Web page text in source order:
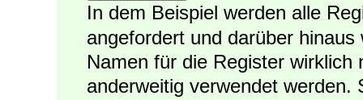
In dem Beispiel werden alle
angefordert und darüber
Namen für die Register wirklich
anderweitig verwendet werden.